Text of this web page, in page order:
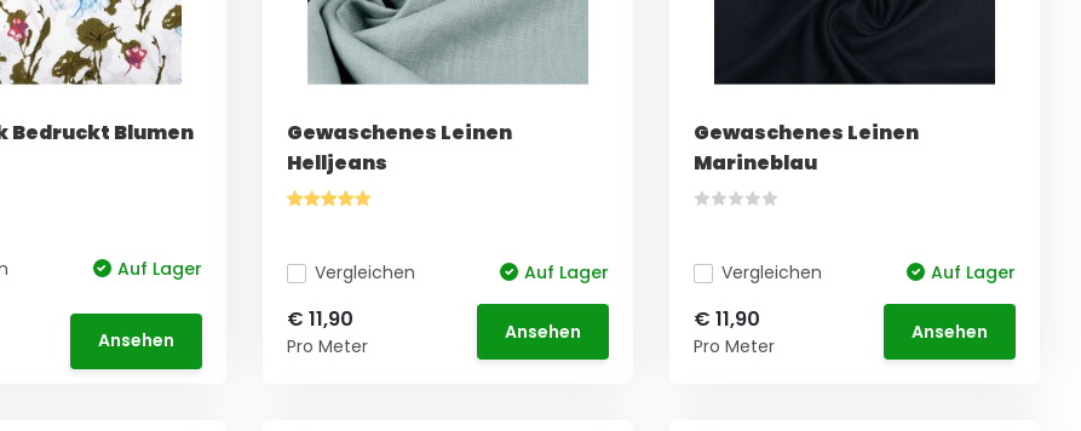
Bedruckt Blumen
Auf Lager
Ansehen
Gewaschenes Leinen
Helljeans
Vergleichen Auf Lager
€ 11,90
Pro Meter
Ansehen
Gewaschenes Leinen
Marineblau
Vergleichen Auf Lager
€ 11,90
Pro Meter
Ansehen